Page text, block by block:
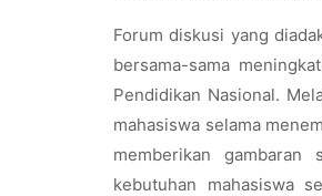
Forum diskusi yang
bersama-sama
Pendidikan Nasional.
mahasiswa selama
memberikan gambaran
kebutuhan mahasiswa